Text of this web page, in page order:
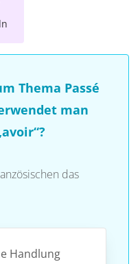
Thema Passé
man
das
Handlung